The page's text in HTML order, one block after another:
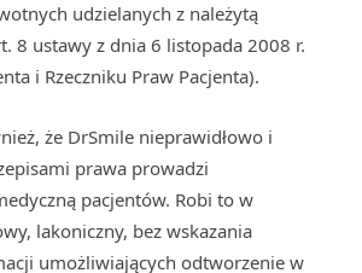
udzielanych z należytą
8 ustawy z dnia 6 listopada 2008 r.
i Rzeczniku Praw Pacjenta).
że DrSmile nieprawidłowo i
prawa prowadzi
pacjentów. Robi to w
lakoniczny, bez wskazania
umożliwiających odtworzenie w